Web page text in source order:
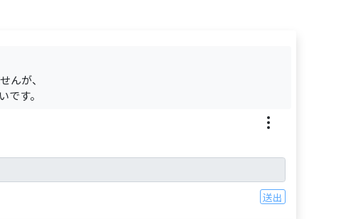
んが、
です。
送出